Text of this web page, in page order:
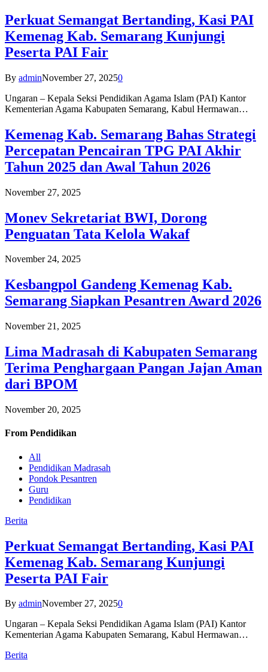
Perkuat Semangat Bertanding, Kasi PAI
Kemenag Kab. Semarang Kunjungi
Peserta PAI Fair
By adminNovember 27, 20250
Ungaran – Kepala Seksi Pendidikan Agama Islam (PAI) Kantor
Kementerian Agama Kabupaten Semarang, Kabul Hermawan…
Kemenag Kab. Semarang Bahas Strategi
Percepatan Pencairan TPG PAI Akhir
Tahun 2025 dan Awal Tahun 2026
November 27, 2025
Monev Sekretariat BWI, Dorong
Penguatan Tata Kelola Wakaf
November 24, 2025
Kesbangpol Gandeng Kemenag Kab.
Semarang Siapkan Pesantren Award 2026
November 21, 2025
Lima Madrasah di Kabupaten Semarang
Terima Penghargaan Pangan Jajan Aman
dari BPOM
November 20, 2025
From Pendidikan
All
Pendidikan Madrasah
Pondok Pesantren
Guru
Pendidikan
Berita
Perkuat Semangat Bertanding, Kasi PAI
Kemenag Kab. Semarang Kunjungi
Peserta PAI Fair
By adminNovember 27, 20250
Ungaran – Kepala Seksi Pendidikan Agama Islam (PAI) Kantor
Kementerian Agama Kabupaten Semarang, Kabul Hermawan…
Berita